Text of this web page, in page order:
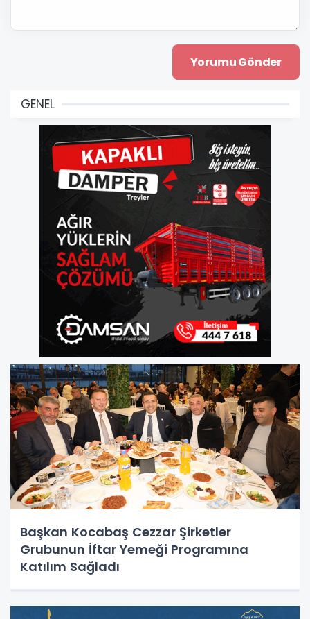
GENEL
Başkan Kocabaş Cezzar Şirketler
Grubunun İftar Yemeği Programına
Katılım Sağladı